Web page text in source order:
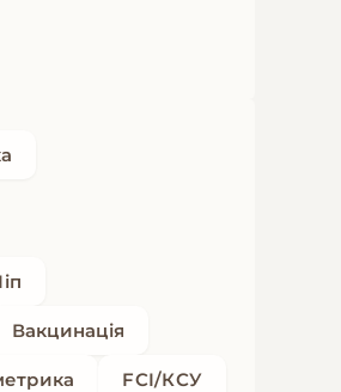
Вакцинація
FCI/КСУ